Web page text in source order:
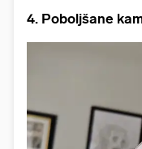
4. Poboljšane